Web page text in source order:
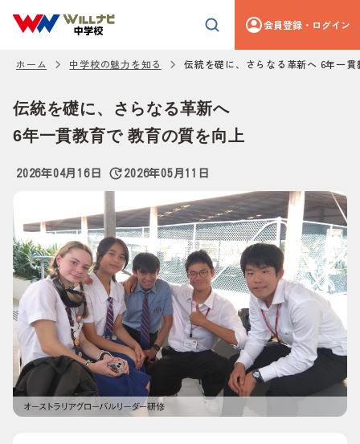
会員登録・ログイン
ホーム 中学校の魅力を知る 伝統を礎に、さらなる革新へ 6年一
伝統を礎に、さらなる革新へ
6年一貫教育で 教育の質を向上
2026年04月16日 2026年05月11日